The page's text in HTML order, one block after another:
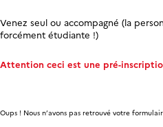
Venez seul ou accompagné (la
forcément étudiante !)
Attention ceci est une pré-
Oups ! Nous n’avons pas retrouvé votre